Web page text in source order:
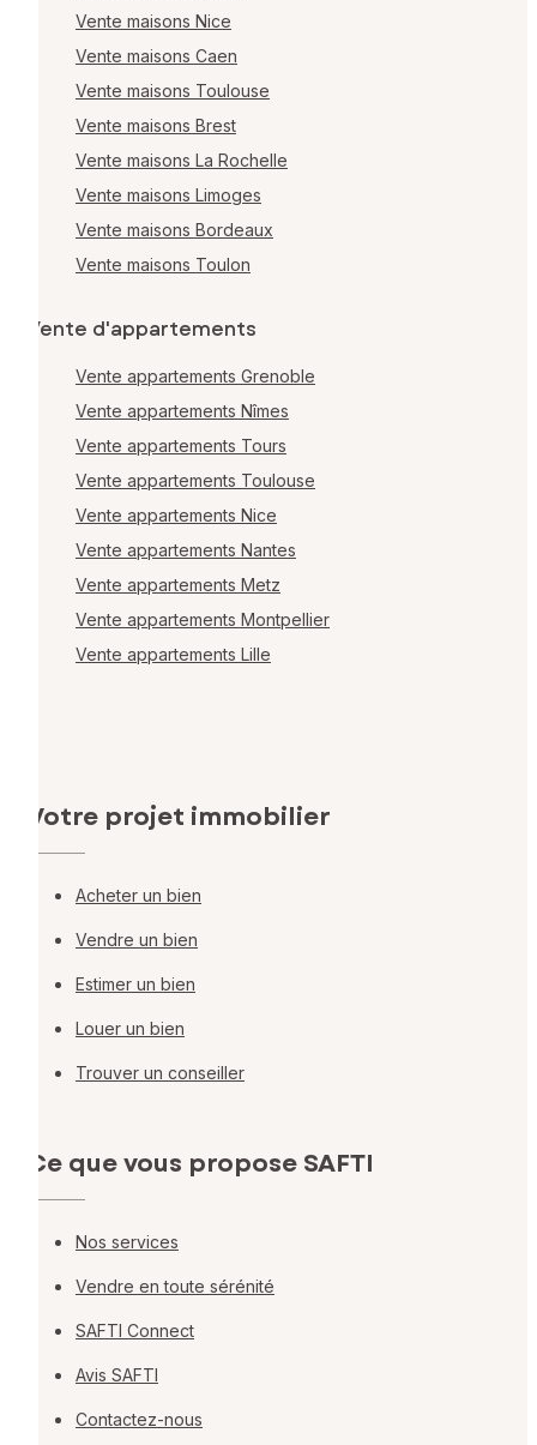
Vente maisons Nice
Vente maisons Caen
Vente maisons Toulouse
Vente maisons Brest
Vente maisons La Rochelle
Vente maisons Limoges
Vente maisons Bordeaux
Vente maisons Toulon
Vente d'appartements
Vente appartements Grenoble
Vente appartements Nîmes
Vente appartements Tours
Vente appartements Toulouse
Vente appartements Nice
Vente appartements Nantes
Vente appartements Metz
Vente appartements Montpellier
Vente appartements Lille
Votre projet immobilier
Acheter un bien
Vendre un bien
Estimer un bien
Louer un bien
Trouver un conseiller
Ce que vous propose SAFTI
Nos services
Vendre en toute sérénité
SAFTI Connect
Avis SAFTI
Contactez-nous